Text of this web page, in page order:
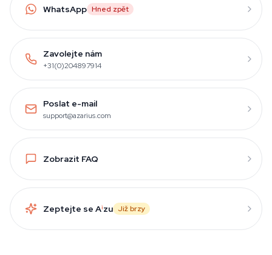
WhatsApp Hned zpět
Zavolejte nám
+31(0)204897914
Poslat e-mail
support@azarius.com
Zobrazit FAQ
Zeptejte se Aizu Již brzy